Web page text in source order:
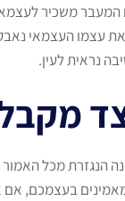
משכיר לעצמאי
עצמו העצמאי
נראית לעין.
הנגזרת מכל האמור
בעצמכם, אם